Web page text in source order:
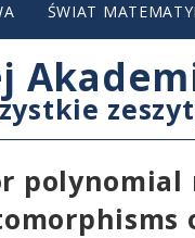
ŚWIAT